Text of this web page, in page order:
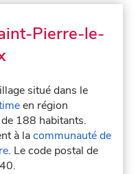
Pierre-le-
situé dans le
en région
188 habitants.
à lacommunauté de
. Le code postal de